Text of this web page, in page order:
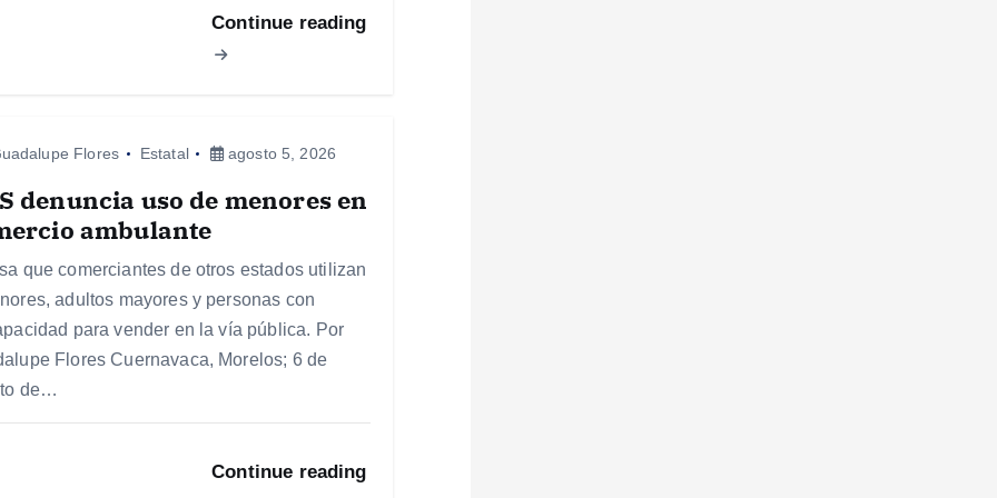
Continue reading
Flores Estatal agosto 5, 2026
denuncia uso de menores en
ambulante
que comerciantes de otros estados utilizan
adultos mayores y personas con
para vender en la vía pública. Por
Flores Cuernavaca, Morelos; 6 de
de…
Continue reading